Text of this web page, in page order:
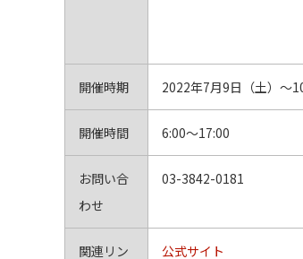
開催時期 2022年7月9日（土）～
開催時間 6:00～17:00
お問い合
わせ
03-3842-0181
関連リン 公式サイト